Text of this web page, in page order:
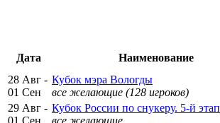
Дата Наименование
28 Авг -
01 Сен
Кубок мэра Вологды
все желающие (128 игроков)
29 Авг -
01 Сен
Кубок России по снукеру. 5-й этап
все желающие